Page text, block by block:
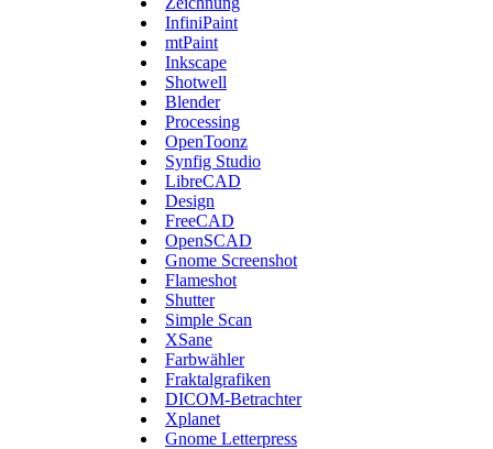
InfiniPaint
mtPaint
Inkscape
Shotwell
Blender
Processing
OpenToonz
Synfig Studio
LibreCAD
Design
FreeCAD
OpenSCAD
Gnome Screenshot
Flameshot
Shutter
Simple Scan
XSane
Farbwähler
Fraktalgrafiken
DICOM-Betrachter
Xplanet
Gnome Letterpress